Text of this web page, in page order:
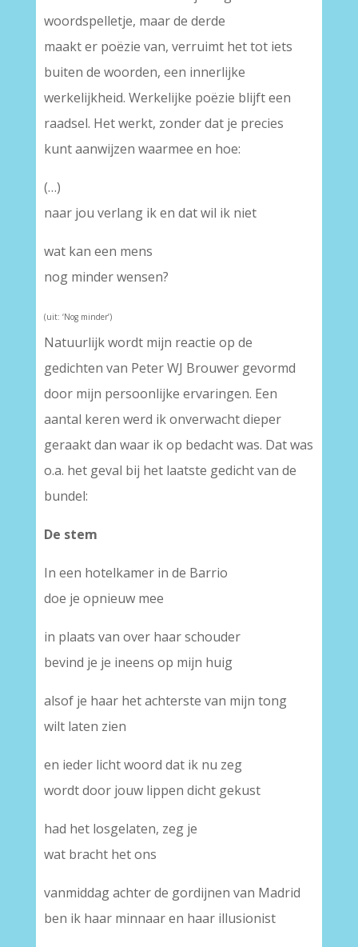
woordspelletje, maar de derde
maakt er poëzie van, verruimt het tot iets
buiten de woorden, een innerlijke
werkelijkheid. Werkelijke poëzie blijft een
raadsel. Het werkt, zonder dat je precies
kunt aanwijzen waarmee en hoe:
(…)
naar jou verlang ik en dat wil ik niet
wat kan een mens
nog minder wensen?
(uit: ‘Nog minder’)
Natuurlijk wordt mijn reactie op de
gedichten van Peter WJ Brouwer gevormd
door mijn persoonlijke ervaringen. Een
aantal keren werd ik onverwacht dieper
geraakt dan waar ik op bedacht was. Dat was
o.a. het geval bij het laatste gedicht van de
bundel:
De stem
In een hotelkamer in de Barrio
doe je opnieuw mee
in plaats van over haar schouder
bevind je je ineens op mijn huig
alsof je haar het achterste van mijn tong
wilt laten zien
en ieder licht woord dat ik nu zeg
wordt door jouw lippen dicht gekust
had het losgelaten, zeg je
wat bracht het ons
vanmiddag achter de gordijnen van Madrid
ben ik haar minnaar en haar illusionist